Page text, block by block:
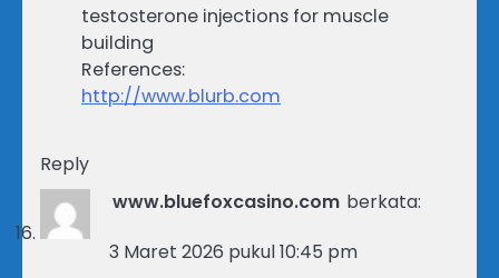
testosterone injections for muscle
building
References:
http://www.blurb.com
Reply
www.bluefoxcasino.com berkata:
3 Maret 2026 pukul 10:45 pm